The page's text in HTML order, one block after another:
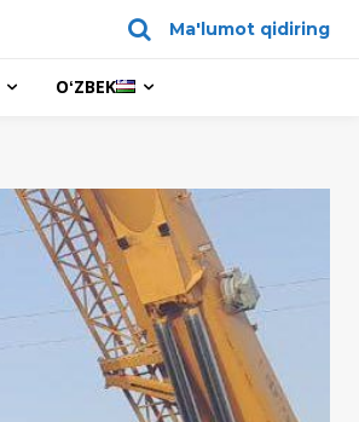
Ma'lumot qidiring
OʻZBEK